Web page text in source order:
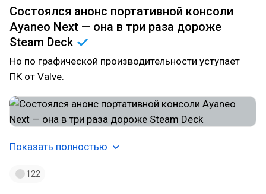
Состоялся анонс портативной консоли
Ayaneo Next — она в три раза дороже
Steam Deck
Но по графической производительности уступает
ПК от Valve.
Показать полностью
122